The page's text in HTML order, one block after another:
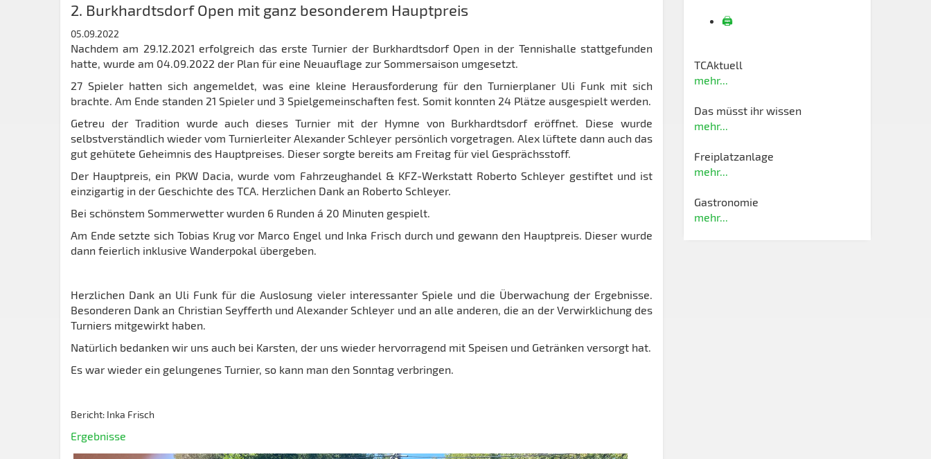
2. Burkhardtsdorf Open mit ganz besonderem Hauptpreis
05.09.2022
Nachdem am 29.12.2021 erfolgreich das erste Turnier der Burkhardtsdorf Open in der Tennishalle stattgefunden
hatte, wurde am 04.09.2022 der Plan für eine Neuauflage zur Sommersaison umgesetzt.
27 Spieler hatten sich angemeldet, was eine kleine Herausforderung für den Turnierplaner Uli Funk mit sich
brachte. Am Ende standen 21 Spieler und 3 Spielgemeinschaften fest. Somit konnten 24 Plätze ausgespielt werden.
Getreu der Tradition wurde auch dieses Turnier mit der Hymne von Burkhardtsdorf eröffnet. Diese wurde
selbstverständlich wieder vom Turnierleiter Alexander Schleyer persönlich vorgetragen. Alex lüftete dann auch das
gut gehütete Geheimnis des Hauptpreises. Dieser sorgte bereits am Freitag für viel Gesprächsstoff.
Der Hauptpreis, ein PKW Dacia, wurde vom Fahrzeughandel & KFZ-Werkstatt Roberto Schleyer gestiftet und ist
einzigartig in der Geschichte des TCA. Herzlichen Dank an Roberto Schleyer.
Bei schönstem Sommerwetter wurden 6 Runden a´ 20 Minuten gespielt.
Am Ende setzte sich Tobias Krug vor Marco Engel und Inka Frisch durch und gewann den Hauptpreis. Dieser wurde
dann feierlich inklusive Wanderpokal übergeben.
Herzlichen Dank an Uli Funk für die Auslosung vieler interessanter Spiele und die Überwachung der Ergebnisse.
Besonderen Dank an Christian Seyfferth und Alexander Schleyer und an alle anderen, die an der Verwirklichung des
Turniers mitgewirkt haben.
Natürlich bedanken wir uns auch bei Karsten, der uns wieder hervorragend mit Speisen und Getränken versorgt hat.
Es war wieder ein gelungenes Turnier, so kann man den Sonntag verbringen.
Bericht: Inka Frisch
Ergebnisse
🖨️
TCAktuell
mehr...
Das müsst ihr wissen
mehr...
Freiplatzanlage
mehr...
Gastronomie
mehr...